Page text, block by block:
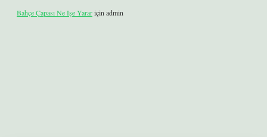
Bahçe Çapası Ne Işe Yarariçin admin